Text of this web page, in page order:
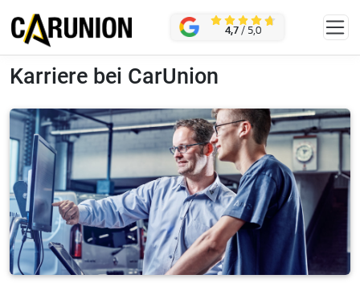
KONTAKT 4,7 / 5,0
Karriere bei CarUnion